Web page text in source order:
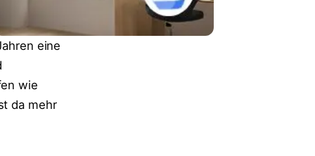
eine
wie
da mehr